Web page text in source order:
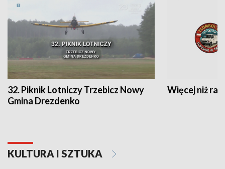
32. Piknik Lotniczy Trzebicz Nowy
Gmina Drezdenko
Więcej niż rajd
KULTURA I SZTUKA